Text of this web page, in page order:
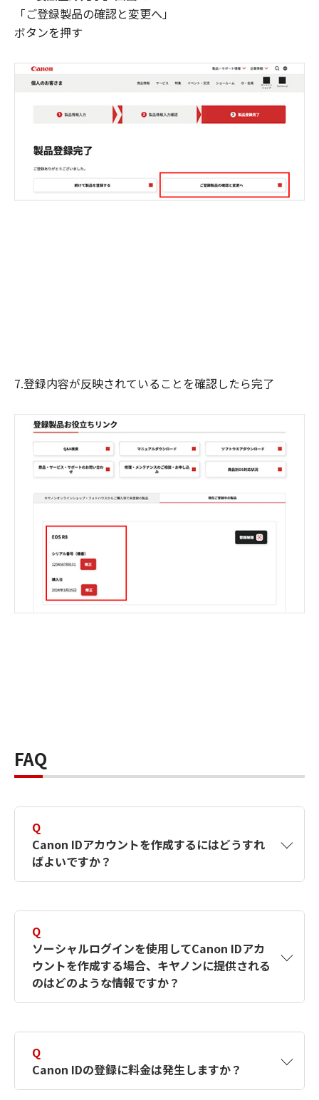
「ご登録製品の確認と変更へ」
ボタンを押す
7.登録内容が反映されていることを確認したら完了
FAQ
Q
Canon IDアカウントを作成するにはどうすれ
ばよいですか？
す。詳しい作成方法は【カメラ】Canon IDとは
何ですか？Canon IDの作成方法は？をご確認く
ださい。
Q
ソーシャルログインを使用してCanon IDアカ
ウントを作成する場合、キヤノンに提供される
のはどのような情報ですか？
択したサービスから取得します。アカウントを
簡単に作成できるように、この情報を使用して
Canon IDの登録フォームを入力します。
Q
Canon IDの登録に料金は発生しますか？